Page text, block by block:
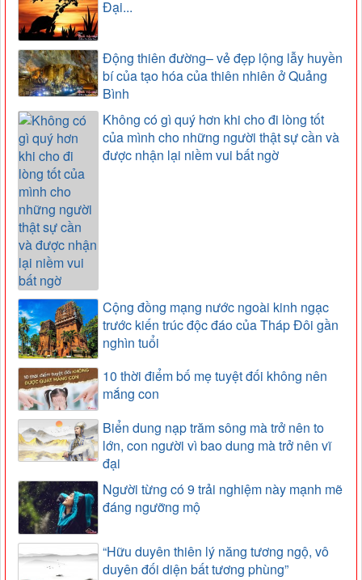
Đại...
Động thiên đường– vẻ đẹp lộng lẫy huyền
bí của tạo hóa của thiên nhiên ở Quảng
Bình
Không có gì quý hơn khi cho đi lòng tốt
của mình cho những người thật sự cần và
được nhận lại niềm vui bất ngờ
Cộng đồng mạng nước ngoài kinh ngạc
trước kiến trúc độc đáo của Tháp Đôi gần
nghìn tuổi
10 thời điểm bố mẹ tuyệt đối không nên
mắng con
Biển dung nạp trăm sông mà trở nên to
lớn, con người vì bao dung mà trở nên vĩ
đại
Người từng có 9 trải nghiệm này mạnh mẽ
đáng ngưỡng mộ
“Hữu duyên thiên lý năng tương ngộ, vô
duyên đối diện bất tương phùng”